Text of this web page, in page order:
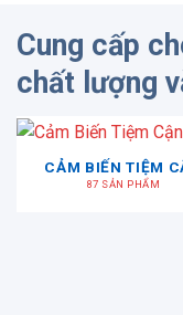
Cung cấp
chất lượng
CẢM BIẾN TIỆM
87 SẢN PHẨM